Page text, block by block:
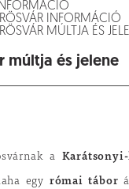
INFORMÁCIÓ
MÚLTJA ÉS
múltja és jelene
a
egy római tábor